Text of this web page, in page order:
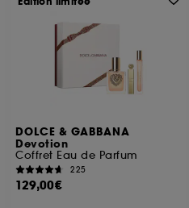
DOLCE & GABBANA
Devotion
Coffret Eau de Parfum
225
129,00€